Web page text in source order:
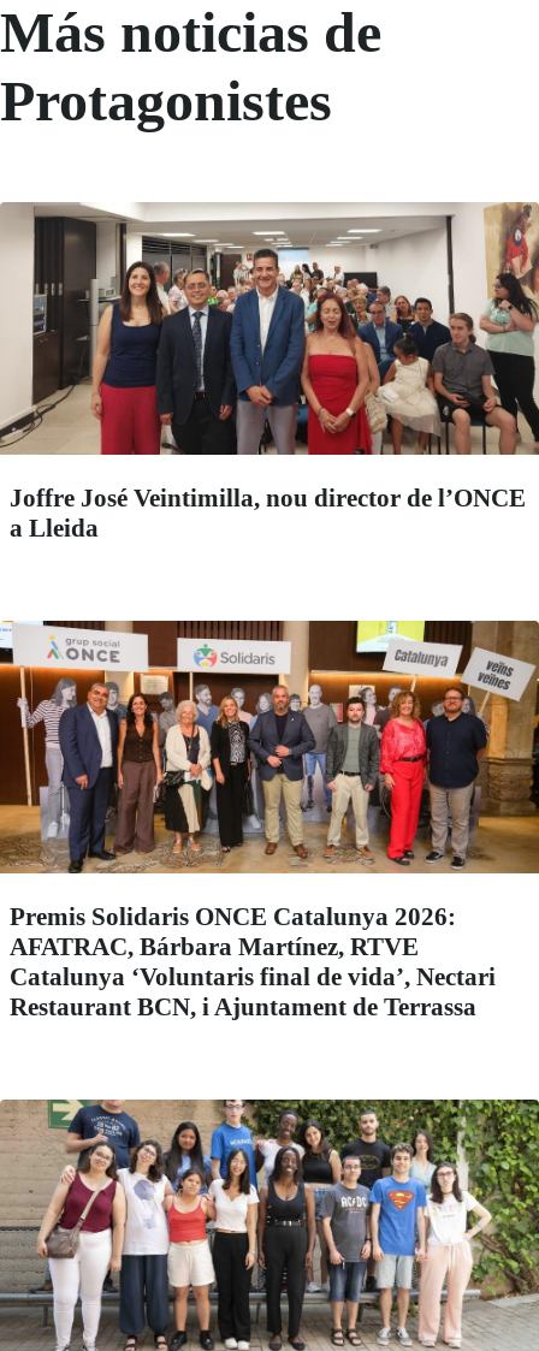
Más noticias de
Protagonistes
Joffre José Veintimilla, nou director de l’ONCE
a Lleida
Premis Solidaris ONCE Catalunya 2026:
AFATRAC, Bárbara Martínez, RTVE
Catalunya ‘Voluntaris final de vida’, Nectari
Restaurant BCN, i Ajuntament de Terrassa